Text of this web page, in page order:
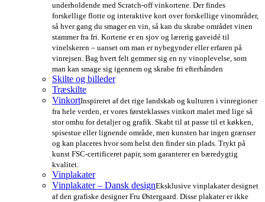
underholdende med Scratch-off vinkortene. Der findes
forskellige flotte og interaktive kort over forskellige vinområder,
så hver gang du smager en vin, så kan du skrabe området vinen
stammer fra fri. Kortene er en sjov og lærerig gaveidé til
vinelskeren – uanset om man er nybegynder eller erfaren på
vinrejsen. Bag hvert felt gemmer sig en ny vinoplevelse, som
man kan smage sig igennem og skrabe fri efterhånden
Skilte og billeder
Træskilte
VinkortInspireret af det rige landskab og kulturen i vinregioner
fra hele verden, er vores førsteklasses vinkort malet med lige så
stor omhu for detaljer og grafik. Skabt til at passe til et køkken,
spisestue eller lignende område, men kunsten har ingen grænser
og kan placeres hvor som helst den finder sin plads. Trykt på
kunst FSC-certificeret papir, som garanterer en bæredygtig
kvalitet.
Vinplakater
Vinplakater – Dansk designEksklusive vinplakater designet
af den grafiske designer Fru Østergaard. Disse plakater er ikke